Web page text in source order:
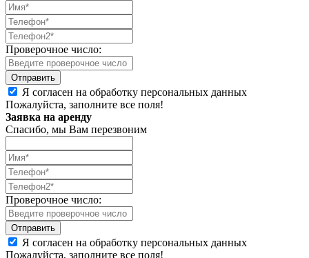
Проверочное число:
Я согласен на обработку персональных данных
Пожалуйста, заполните все поля!
Заявка на аренду
Спасибо, мы Вам перезвоним
Проверочное число:
Я согласен на обработку персональных данных
Пожалуйста, заполните все поля!